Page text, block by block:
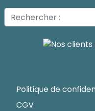
Politique de
CGV